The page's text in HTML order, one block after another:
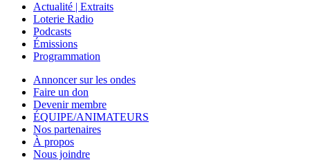
Actualité | Extraits
Loterie Radio
Podcasts
Émissions
Programmation
Annoncer sur les ondes
Faire un don
Devenir membre
ÉQUIPE/ANIMATEURS
Nos partenaires
À propos
Nous joindre